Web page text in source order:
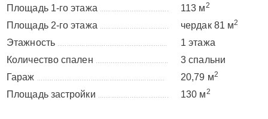
Площадь 1-го этажа 113 м2
Площадь 2-го этажа чердак 81 м2
Этажность
1 этажа
Количество спален
3 спальни
Гараж
20,79 м2
Площадь застройки 130 м2